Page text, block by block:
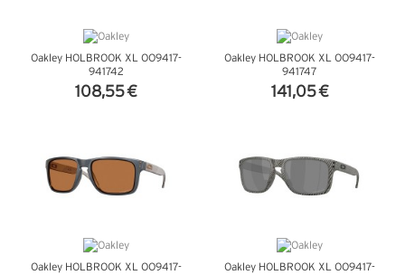
Oakley HOLBROOK XL OO9417-
941742
108,55 €
Oakley HOLBROOK XL OO9417-
941747
141,05 €
Oakley HOLBROOK XL OO9417-
Oakley HOLBROOK XL OO9417-